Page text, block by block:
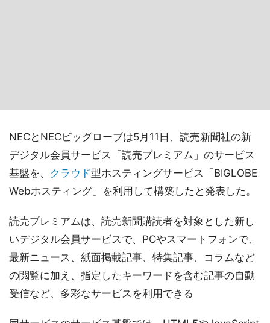
NECとNECビッグローブは5月11日、読売新聞社の新
デジタル会員サービス「読売プレミアム」のサービス
基盤を、 クラウド型ホスティングサービス「BIGLOBE
Webホスティング」を利用して構築したと発表した。
読売プレミアムは、読売新聞購読者を対象とした新し
いデジタル会員サービスで、PCやスマートフォンで、
最新ニュース、紙面掲載記事、特集記事、コラムなど
の閲覧に加え、指定したキーワードを含む記事の自動
受信など、多彩なサービスを利用できる